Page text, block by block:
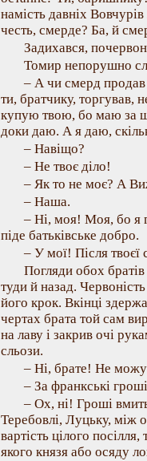
намість давніх
честь, смерде? Ба, й
Задихався,
Томир непорушно
– А чи смерд продав
ти, братчику, торгував,
купую твою, бо маю за
доки даю. А я даю,
– Навіщо?
– Не твоє діло!
– Як то не моє? А
– Наша.
– Ні, моя! Моя, бо я
піде батьківське добро.
– У мої! Після твоєї
Погляди обох братів
туди й назад.
його крок. Вкінці
чертах брата той сам
на лаву і закрив очі
сльози.
– Ні, брате! Не можу
– За франкські
– Ох, ні! Гроші
Теребовлі, Луцьку,
вартість цілого
якого князя або осяду